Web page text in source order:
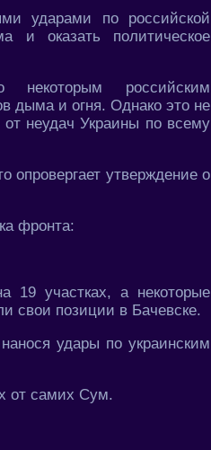
ударами по российской
и оказать политическое
российским
дыма и огня. Однако это не
от неудач Украины по всему
опровергает утверждение о
фронта:
19 участках, а некоторые
свои позиции в Бачевске.
удары по украинским
от самих Сум.